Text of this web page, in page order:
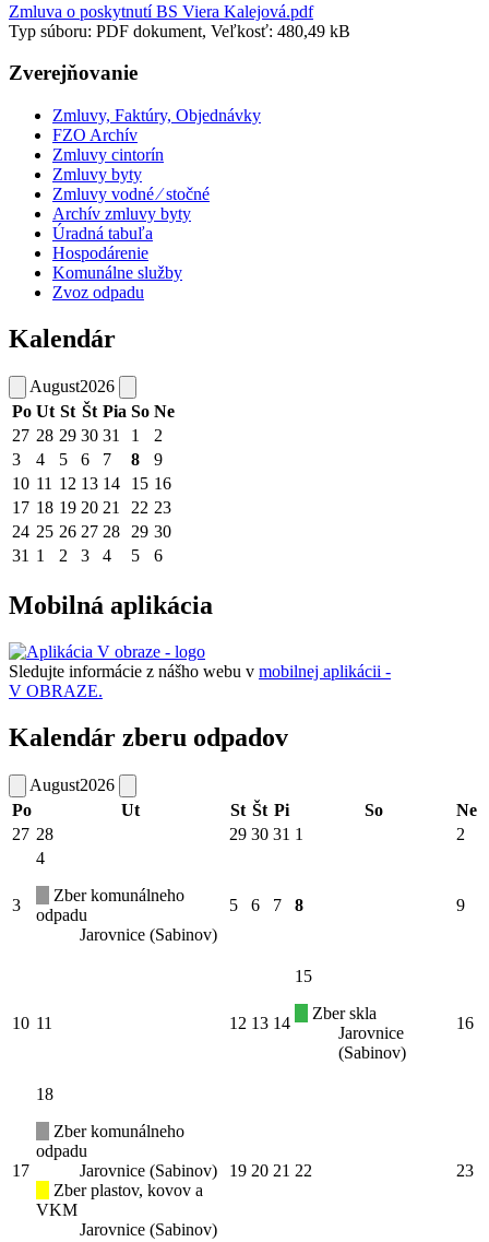
Zmluva o poskytnutí BS Viera Kalejová.pdf
Typ súboru: PDF dokument, Veľkosť: 480,49 kB
Zverejňovanie
Zmluvy, Faktúry, Objednávky
FZO Archív
Zmluvy cintorín
Zmluvy byty
Zmluvy vodné ⁄ stočné
Archív zmluvy byty
Úradná tabuľa
Hospodárenie
Komunálne služby
Zvoz odpadu
Kalendár
August2026
Po Ut St Št Pia So Ne
27 28 29 30 31 1
2
3
4 5 6 7 8
9
10 11 12 13 14 15 16
17 18 19 20 21 22 23
24 25 26 27 28 29 30
31 1 2 3 4 5 6
Mobilná aplikácia
Sledujte informácie z nášho webu v mobilnej aplikácii -
V OBRAZE.
Kalendár zberu odpadov
August2026
Po
Ut St Št Pi So
Ne
27 28 29 30 31 1 2
3
4
Zber komunálneho
odpadu
Jarovnice (Sabinov)
5 6 7 8 9
10 11 12 13 14
15
Zber skla
Jarovnice
(Sabinov)
16
17
18
Zber komunálneho
odpadu
Jarovnice (Sabinov)
Zber plastov, kovov a
VKM
Jarovnice (Sabinov)
19 20 21 22 23